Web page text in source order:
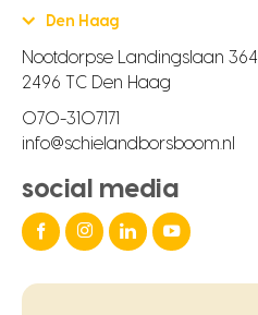
Den Haag
Nootdorpse Landingslaan 364
2496 TC Den Haag
070-3107171
info@schielandborsboom.nl
social media